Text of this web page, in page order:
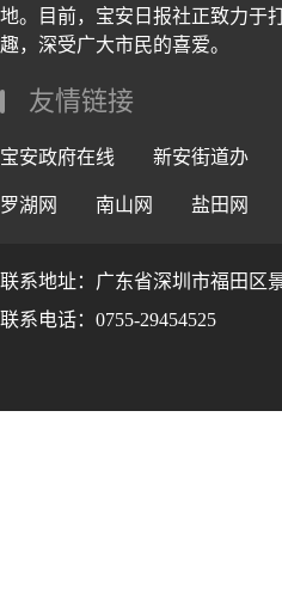
地。目前，宝安日报社正致力于
趣，深受广大市民的喜爱。
友情链接
宝安政府在线 新安街道办
罗湖网 南山网 盐田网
联系地址：广东省深圳市福田区
联系电话：0755-29454525